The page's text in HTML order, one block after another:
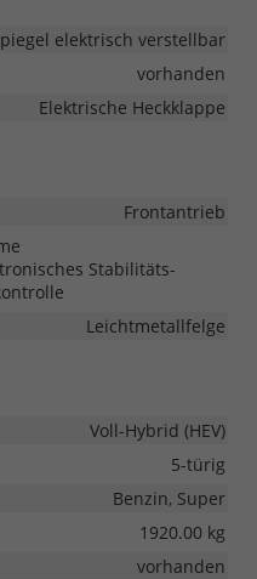
elektrisch verstellbar
vorhanden
Elektrische Heckklappe
Frontantrieb
Stabilitäts-
Leichtmetallfelge
Voll-Hybrid (HEV)
5-türig
Benzin, Super
1920.00 kg
vorhanden